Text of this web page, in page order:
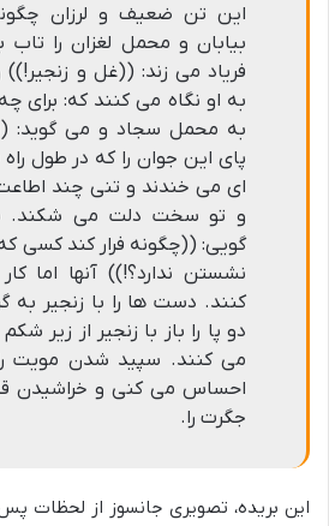
این تن ضعیف و لرزان
بیابان و محمل لغزان را تاب
فریاد می زند: ((غل و
به او نگاه می کنند که: برای
به محمل سجاد و می گوید:
پای این جوان را که در طول راه
ای می خندند و تنی چند
و تو سخت دلت می شکند.
گویی: ((چگونه فرار کند کسی
نشستن ندارد؟!)) آنها اما
کنند. دست ها را با زنجیر به
دو پا را باز با زنجیر از زیر
می کنند. سپید شدن مویت
احساس می کنی و خراشیدن
جگرت را.
این بریده، تصویری جانسوز از لحظات